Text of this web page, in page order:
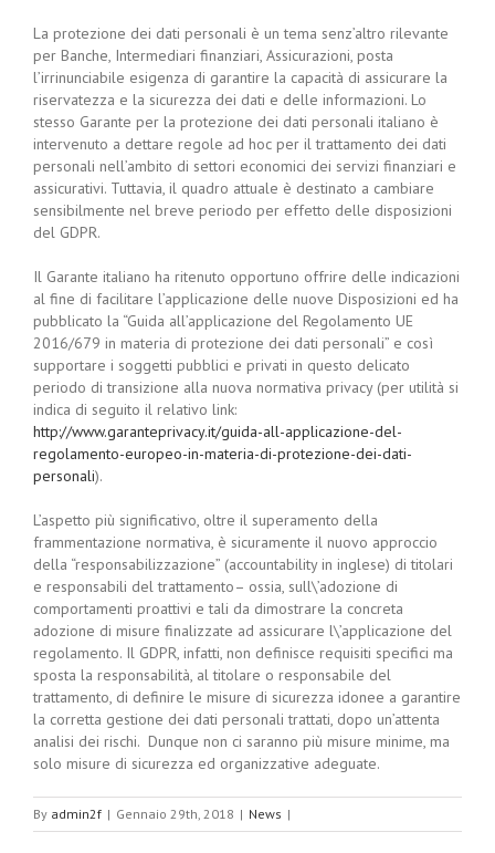
La protezione dei dati personali è un tema senz’altro rilevante
per Banche, Intermediari finanziari, Assicurazioni, posta
l’irrinunciabile esigenza di garantire la capacità di assicurare la
riservatezza e la sicurezza dei dati e delle informazioni. Lo
stesso Garante per la protezione dei dati personali italiano è
intervenuto a dettare regole ad hoc per il trattamento dei dati
personali nell’ambito di settori economici dei servizi finanziari e
assicurativi. Tuttavia, il quadro attuale è destinato a cambiare
sensibilmente nel breve periodo per effetto delle disposizioni
del GDPR.
Il Garante italiano ha ritenuto opportuno offrire delle indicazioni
al fine di facilitare l’applicazione delle nuove Disposizioni ed ha
pubblicato la “Guida all’applicazione del Regolamento UE
2016/679 in materia di protezione dei dati personali” e così
supportare i soggetti pubblici e privati in questo delicato
periodo di transizione alla nuova normativa privacy (per utilità si
indica di seguito il relativo link:
http://www.garanteprivacy.it/guida-all-applicazione-del-
regolamento-europeo-in-materia-di-protezione-dei-dati-
personali).
L’aspetto più significativo, oltre il superamento della
frammentazione normativa, è sicuramente il nuovo approccio
della “responsabilizzazione” (accountability in inglese) di titolari
e responsabili del trattamento– ossia, sull\’adozione di
comportamenti proattivi e tali da dimostrare la concreta
adozione di misure finalizzate ad assicurare l\’applicazione del
regolamento. Il GDPR, infatti, non definisce requisiti specifici ma
sposta la responsabilità, al titolare o responsabile del
trattamento, di definire le misure di sicurezza idonee a garantire
la corretta gestione dei dati personali trattati, dopo un’attenta
analisi dei rischi. Dunque non ci saranno più misure minime, ma
solo misure di sicurezza ed organizzative adeguate.
By admin2f | Gennaio 29th, 2018 | News |